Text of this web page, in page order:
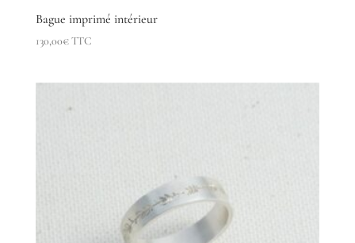
Bague imprimé intérieur
130,00€TTC